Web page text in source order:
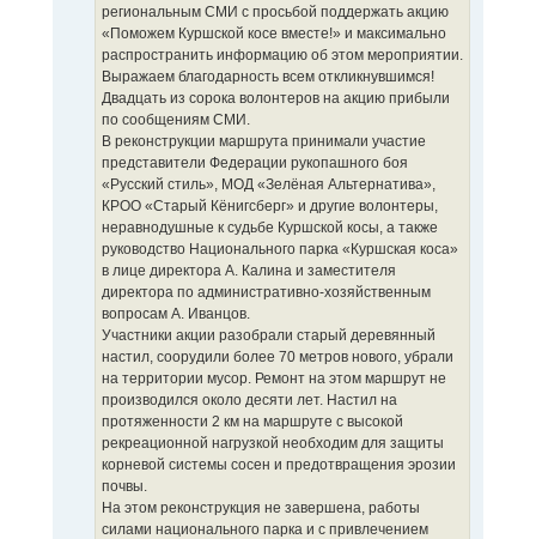
региональным СМИ с просьбой поддержать акцию
«Поможем Куршской косе вместе!» и максимально
распространить информацию об этом мероприятии.
Выражаем благодарность всем откликнувшимся!
Двадцать из сорока волонтеров на акцию прибыли
по сообщениям СМИ.
В реконструкции маршрута принимали участие
представители Федерации рукопашного боя
«Русский стиль», МОД «Зелёная Альтернатива»,
КРОО «Старый Кёнигсберг» и другие волонтеры,
неравнодушные к судьбе Куршской косы, а также
руководство Национального парка «Куршская коса»
в лице директора А. Калина и заместителя
директора по административно-хозяйственным
вопросам А. Иванцов.
Участники акции разобрали старый деревянный
настил, соорудили более 70 метров нового, убрали
на территории мусор. Ремонт на этом маршрут не
производился около десяти лет. Настил на
протяженности 2 км на маршруте с высокой
рекреационной нагрузкой необходим для защиты
корневой системы сосен и предотвращения эрозии
почвы.
На этом реконструкция не завершена, работы
силами национального парка и с привлечением